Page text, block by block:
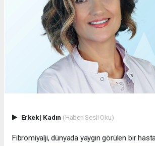
Erkek| Kadın (Haberi Sesli Oku)
Fibromiyalji, dünyada yaygın görülen bir